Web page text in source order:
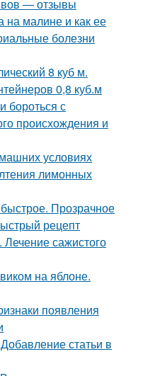
— отзывы
на малине и как ее
болезни
8 куб м.
0,8 куб.м
бороться с
происхождения и
условиях
лимонных
Прозрачное
рецепт
сажистого
на яблоне.
появления
статьи в